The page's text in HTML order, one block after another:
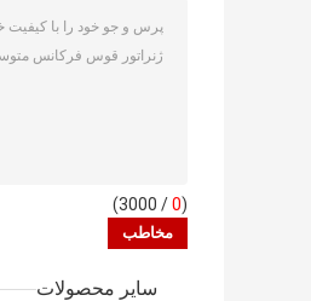
(
0
/ 3000)
سایر محصولات